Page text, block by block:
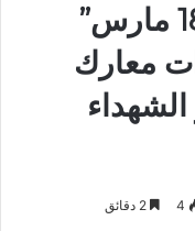
إحياء “ذكرى الشهداء 18 مارس”
لانتصارات معارك
4